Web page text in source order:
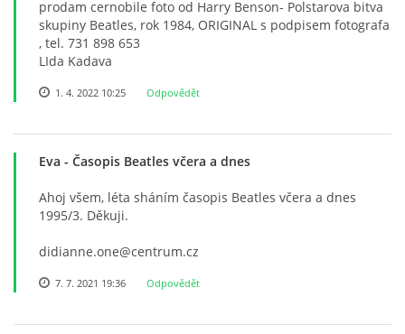
KALENDÁŘ 1963-64
KALENDÁŘ 1965-66
KALENDÁŘ 1967-68
KALENDÁŘ 1969 - 70
KALENDÁŘ 1980 -
prodam cernobile foto od Harry Benson- Polstarova bitva
skupiny Beatles, rok 1984, ORIGINAL s podpisem fotografa
, tel. 731 898 653
LIda Kadava
1. 4. 2022 10:25 Odpovědět
Eva - Časopis Beatles včera a dnes
Ahoj všem, léta sháním časopis Beatles včera a dnes
1995/3. Děkuji.
didianne.one@centrum.cz
7. 7. 2021 19:36 Odpovědět